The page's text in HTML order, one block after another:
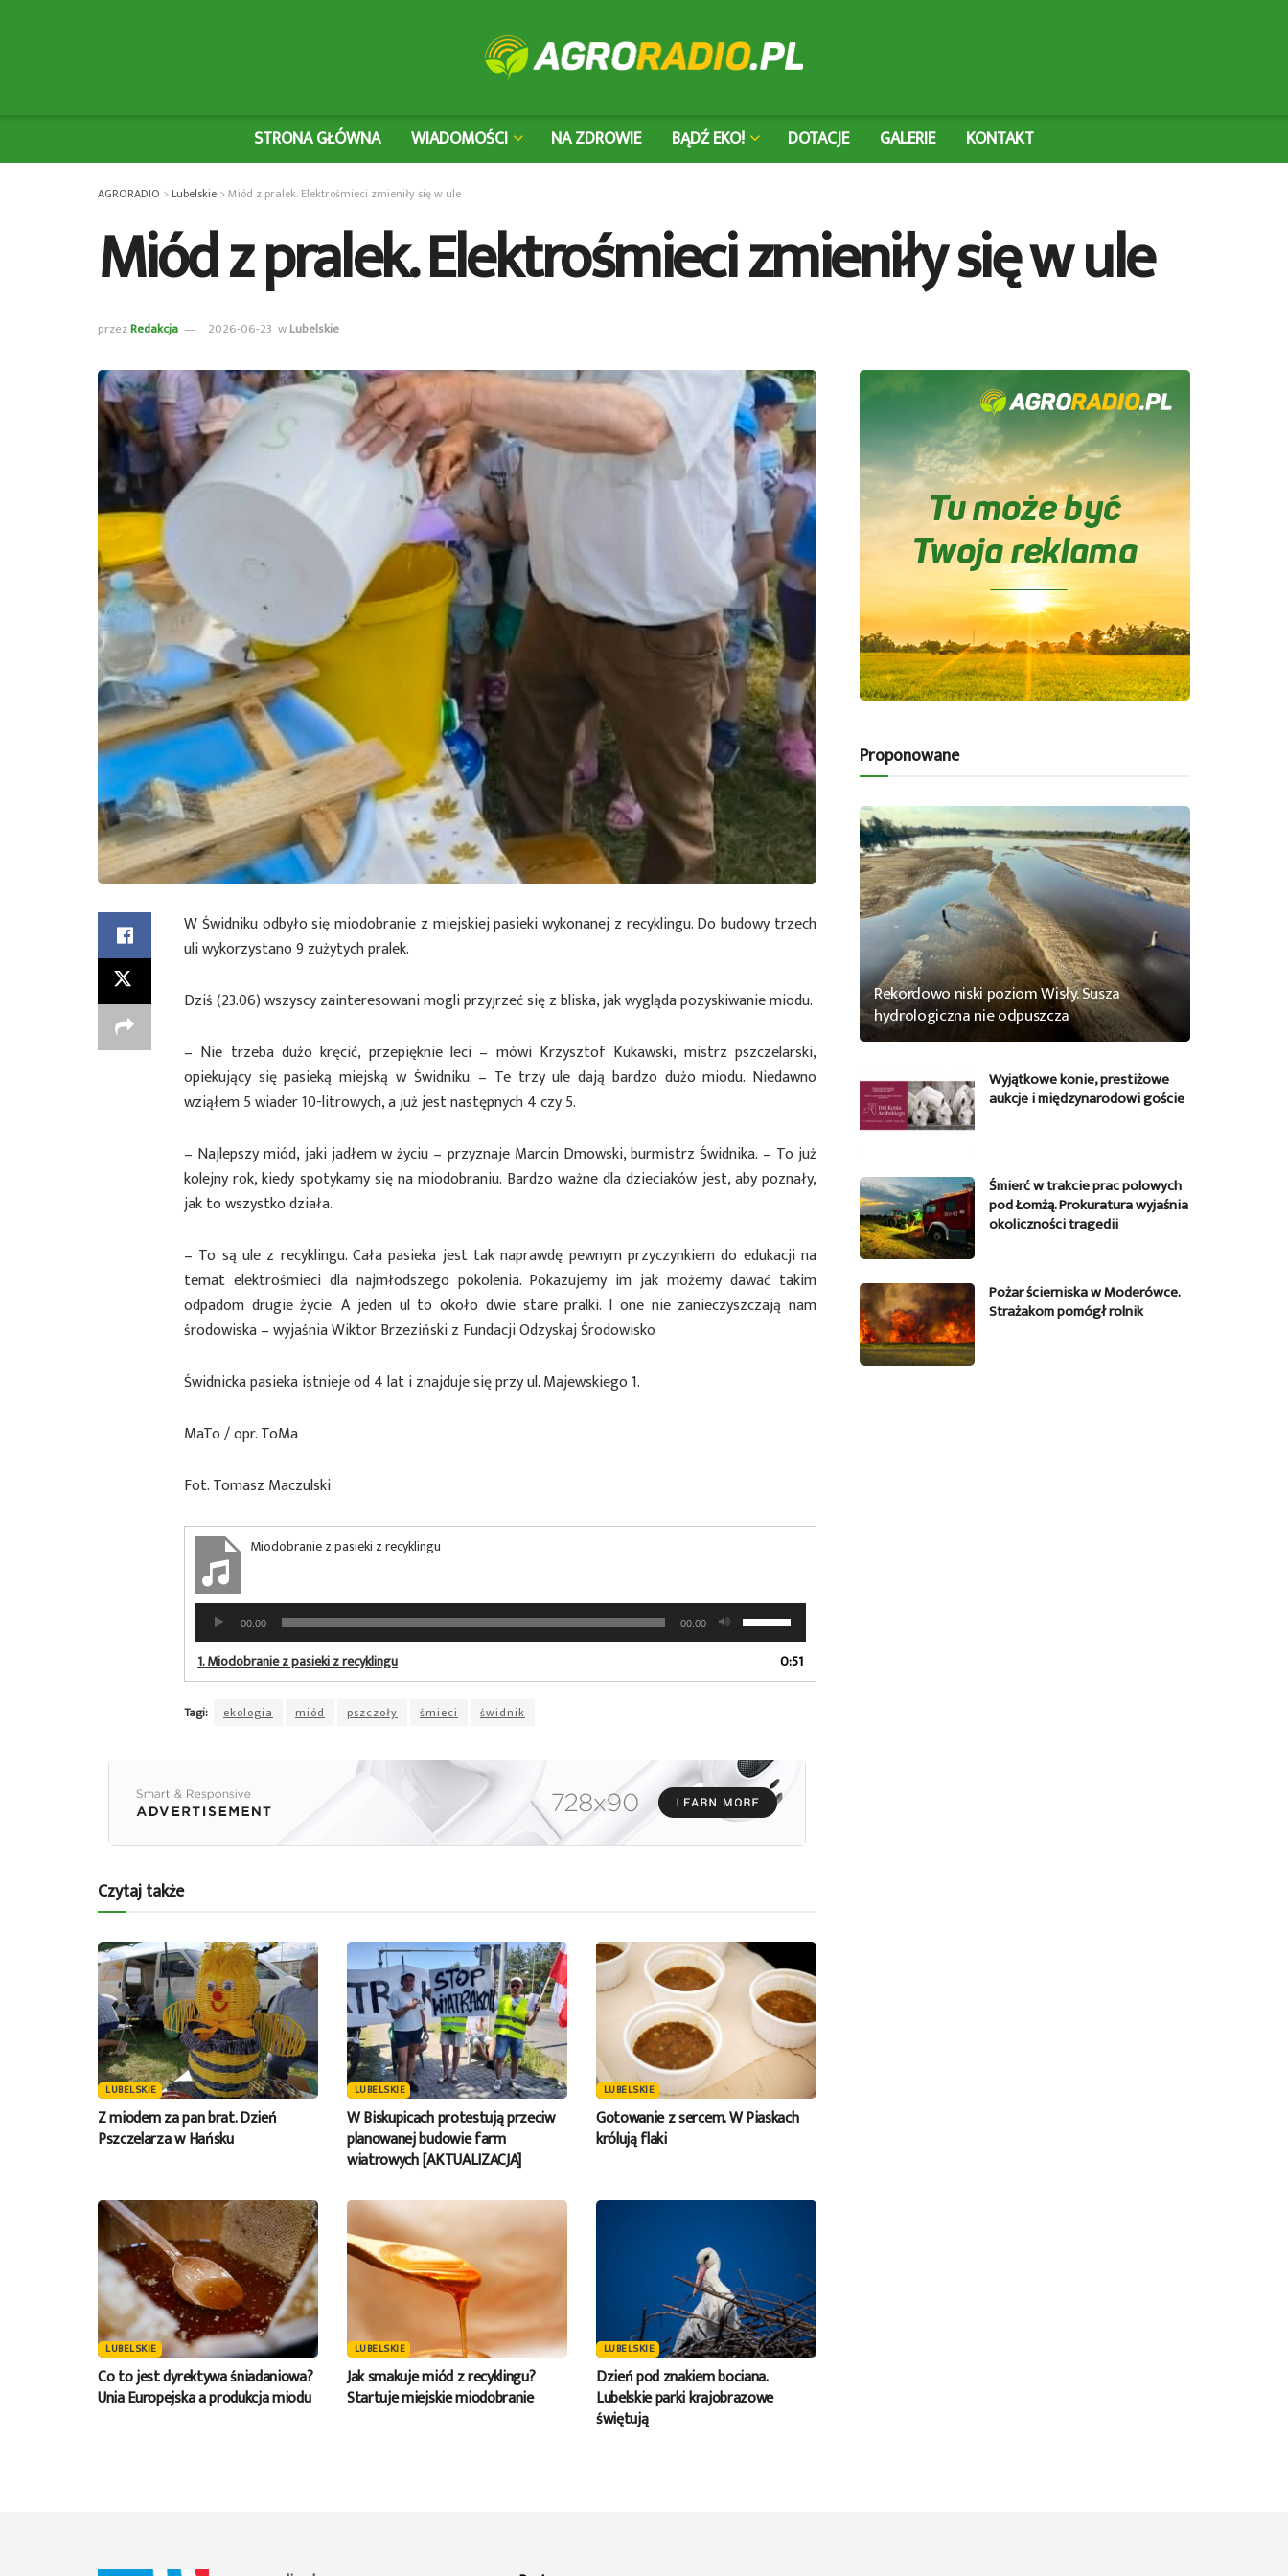
STRONA GŁÓWNA WIADOMOŚCI NA ZDROWIE BĄDŹ EKO! DOTACJE GALERIE KONTAKT
AGRORADIO >Lubelskie >Miód z pralek. Elektrośmieci zmieniły się w ule
Miód z pralek. Elektrośmieci zmieniły się w ule
przezRedakcja 2026-06-23 wLubelskie
W Świdniku odbyło się miodobranie z miejskiej pasieki wykonanej z recyklingu. Do budowy trzech
uli wykorzystano 9 zużytych pralek.
Dziś (23.06) wszyscy zainteresowani mogli przyjrzeć się z bliska, jak wygląda pozyskiwanie miodu.
– Nie trzeba dużo kręcić, przepięknie leci – mówi Krzysztof Kukawski, mistrz pszczelarski,
opiekujący się pasieką miejską w Świdniku. – Te trzy ule dają bardzo dużo miodu. Niedawno
wziąłem 5 wiader 10-litrowych, a już jest następnych 4 czy 5.
– Najlepszy miód, jaki jadłem w życiu – przyznaje Marcin Dmowski, burmistrz Świdnika. – To już
kolejny rok, kiedy spotykamy się na miodobraniu. Bardzo ważne dla dzieciaków jest, aby poznały,
jak to wszystko działa.
– To są ule z recyklingu. Cała pasieka jest tak naprawdę pewnym przyczynkiem do edukacji na
temat elektrośmieci dla najmłodszego pokolenia. Pokazujemy im jak możemy dawać takim
odpadom drugie życie. A jeden ul to około dwie stare pralki. I one nie zanieczyszczają nam
środowiska – wyjaśnia Wiktor Brzeziński z Fundacji Odzyskaj Środowisko
Świdnicka pasieka istnieje od 4 lat i znajduje się przy ul. Majewskiego 1.
MaTo / opr. ToMa
Fot. Tomasz Maczulski
Miodobranie z pasieki z recyklingu
Odtwarzacz
plików
dźwiękowych
00:00 00:00
strzałek
zwiększyć
lub
zmniejszyć
1.Miodobranie z pasieki z recyklingu 0:51
Tagi: ekologia miód pszczoły śmieci świdnik
Czytaj także
LUBELSKIE
Z miodem za pan brat. Dzień
Pszczelarza w Hańsku
LUBELSKIE
W Biskupicach protestują przeciw
planowanej budowie farm
wiatrowych [AKTUALIZACJA]
LUBELSKIE
Gotowanie z sercem. W Piaskach
królują flaki
LUBELSKIE
Co to jest dyrektywa śniadaniowa?
Unia Europejska a produkcja miodu
LUBELSKIE
Jak smakuje miód z recyklingu?
Startuje miejskie miodobranie
LUBELSKIE
Dzień pod znakiem bociana.
Lubelskie parki krajobrazowe
świętują
Proponowane
Rekordowo niski poziom Wisły. Susza
hydrologiczna nie odpuszcza
Wyjątkowe konie, prestiżowe
aukcje i międzynarodowi goście
Śmierć w trakcie prac polowych
pod Łomżą. Prokuratura wyjaśnia
okoliczności tragedii
Pożar ścierniska w Moderówce.
Strażakom pomógł rolnik